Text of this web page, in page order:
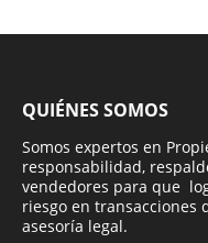
QUIÉNES SOMOS
Somos expertos en
responsabilidad,
vendedores para que
riesgo en transacciones
asesoría legal.